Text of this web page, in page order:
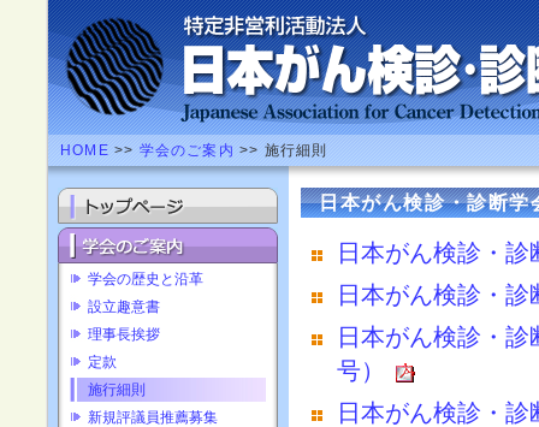
HOME >> 学会のご案内 >> 施行細則
学会の歴史と沿革
設立趣意書
理事長挨拶
定款
施行細則
新規評議員推薦募集
日本がん検診・診断学
日本がん検診・
日本がん検診・
日本がん検診・
号）
日本がん検診・